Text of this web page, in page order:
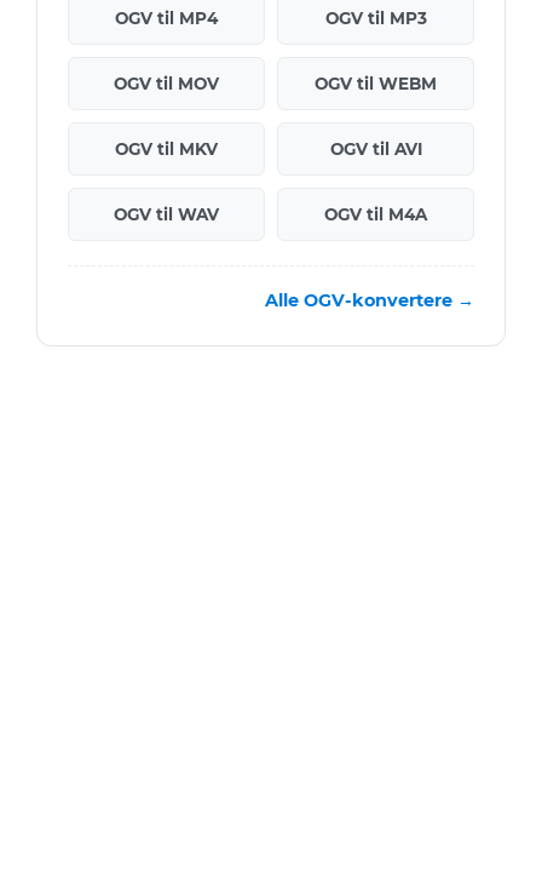
OGV til MP4 OGV til MP3
OGV til MOV OGV til WEBM
OGV til MKV OGV til AVI
OGV til WAV OGV til M4A
Alle OGV-konvertere →